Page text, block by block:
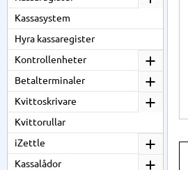
Kassasystem
Hyra kassaregister
Kontrollenheter
Betalterminaler
Kvittoskrivare
Kvittorullar
iZettle
Kassalådor